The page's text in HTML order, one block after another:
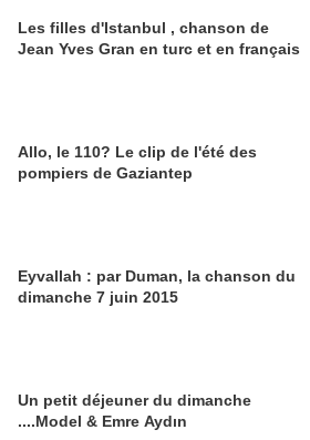
Les filles d'Istanbul , chanson de
Jean Yves Gran en turc et en français
Allo, le 110? Le clip de l'été des
pompiers de Gaziantep
Eyvallah : par Duman, la chanson du
dimanche 7 juin 2015
Un petit déjeuner du dimanche
....Model & Emre Aydın